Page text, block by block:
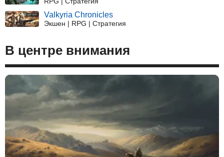
Valkyria Chronicles
Экшен | RPG | Стратегия
В центре внимания